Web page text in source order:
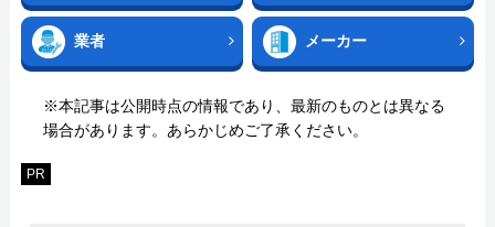
業者 メーカー
※本記事は公開時点の情報であり、最新のものとは異なる
場合があります。あらかじめご了承ください。
PR